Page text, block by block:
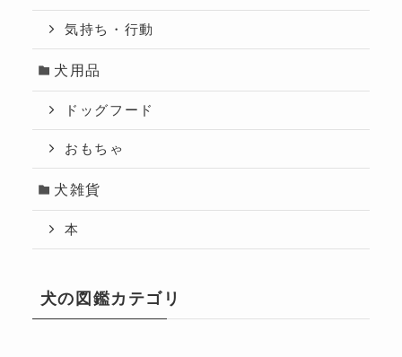
気持ち・行動
犬用品
ドッグフード
おもちゃ
犬雑貨
本
犬の図鑑カテゴリ